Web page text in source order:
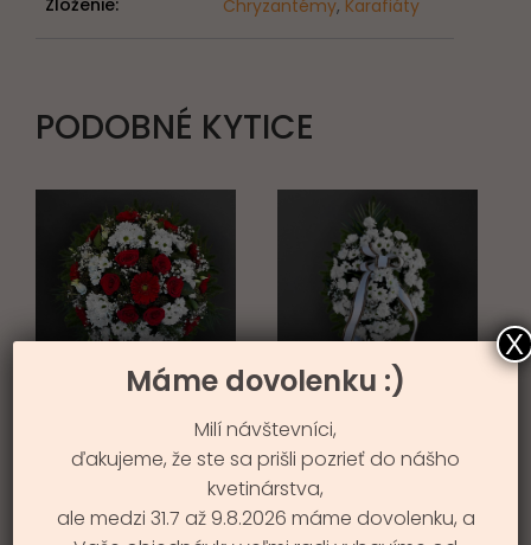
Chryzantémy, Karafiáty
PODOBNÉ KYTICE
SMÚTOČNÝ VENIEC
134.99€
MYSLÍME NA TEBA
74.99 €
Máme dovolenku :)
Milí návštevníci,
ďakujeme, že ste sa prišli pozrieť do nášho
kvetinárstva,
ale medzi 31.7 až 9.8.2026 máme dovolenku, a
X